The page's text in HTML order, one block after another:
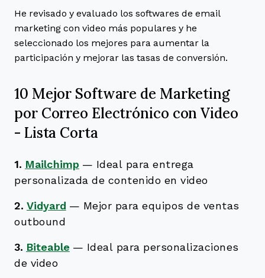
He revisado y evaluado los softwares de email
marketing con video más populares y he
seleccionado los mejores para aumentar la
participación y mejorar las tasas de conversión.
10 Mejor Software de Marketing
por Correo Electrónico con Video
- Lista Corta
1. Mailchimp — Ideal para entrega
personalizada de contenido en video
2. Vidyard — Mejor para equipos de ventas
outbound
3. Biteable — Ideal para personalizaciones
de video